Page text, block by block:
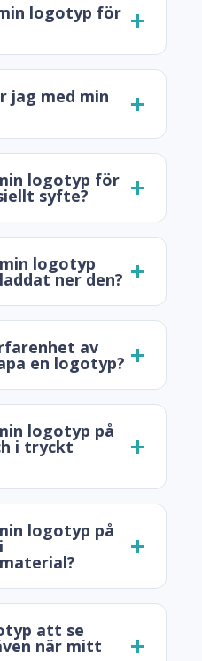
logotyp för
jag med min
logotyp för
syfte?
logotyp
ner den?
av
en logotyp?
logotyp på
i tryckt
logotyp på
att se
när mitt